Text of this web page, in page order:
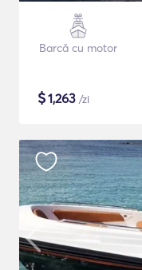
Barcă cu motor
$1,263 /zi